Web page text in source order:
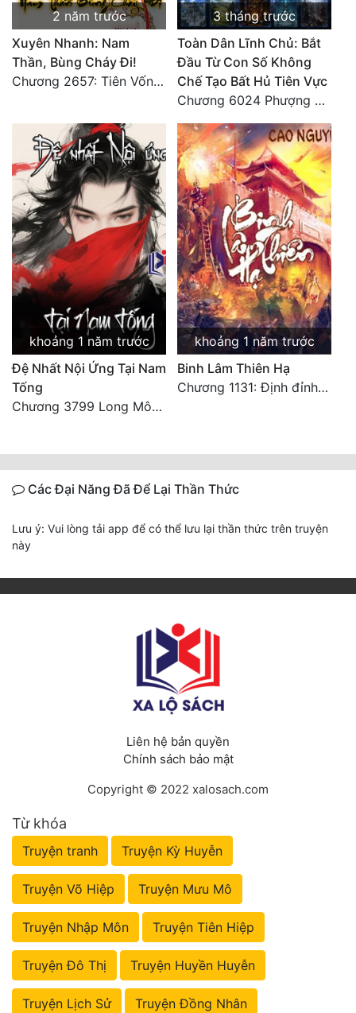
2 năm trước
Xuyên Nhanh: Nam
Thần, Bùng Cháy Đi!
Chương 2657: Tiên Vốn Vô Lương (15). HẾT.
3 tháng trước
Toàn Dân Lĩnh Chủ: Bắt
Đầu Từ Con Số Không
Chế Tạo Bất Hủ Tiên Vực
Chương 6024 Phượng Tổ giúp ta! Mở lại luân hồi!
khoảng 1 năm trước
Đệ Nhất Nội Ứng Tại Nam
Tống
Chương 3799 Long Môn Thập Lục, Cô Đỉnh Ánh Sáng Mặt Trời
khoảng 1 năm trước
Binh Lâm Thiên Hạ
Chương 1131: Định đỉnh thiên hạ (HẾT)
Các Đại Năng Đã Để Lại Thần Thức
Lưu ý: Vui lòng tải app để có thể lưu lại thần thức trên truyện
này
Liên hệ bản quyền
Chính sách bảo mật
Copyright © 2022 xalosach.com
Từ khóa
Truyện tranh Truyện Kỳ Huyễn
Truyện Võ Hiệp Truyện Mưu Mô
Truyện Nhập Môn Truyện Tiên Hiệp
Truyện Đô Thị Truyện Huyền Huyễn
Truyện Lịch Sử Truyện Đồng Nhân